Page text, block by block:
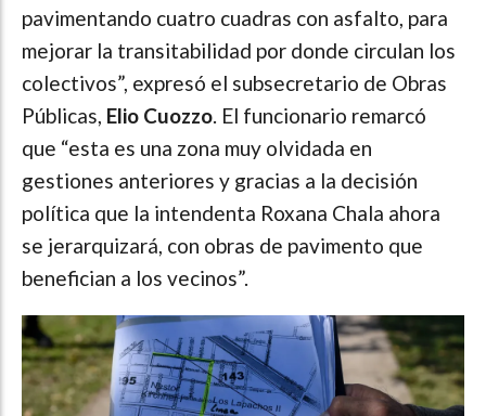
pavimentando cuatro cuadras con asfalto, para
mejorar la transitabilidad por donde circulan los
colectivos”, expresó el subsecretario de Obras
Públicas, Elio Cuozzo. El funcionario remarcó
que “esta es una zona muy olvidada en
gestiones anteriores y gracias a la decisión
política que la intendenta Roxana Chala ahora
se jerarquizará, con obras de pavimento que
benefician a los vecinos”.